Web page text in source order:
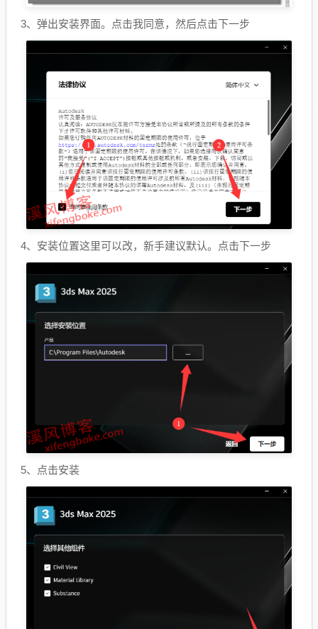
3、弹出安装界面。点击我同意，然后点击下一步
4、安装位置这里可以改，新手建议默认。点击下一步
5、点击安装